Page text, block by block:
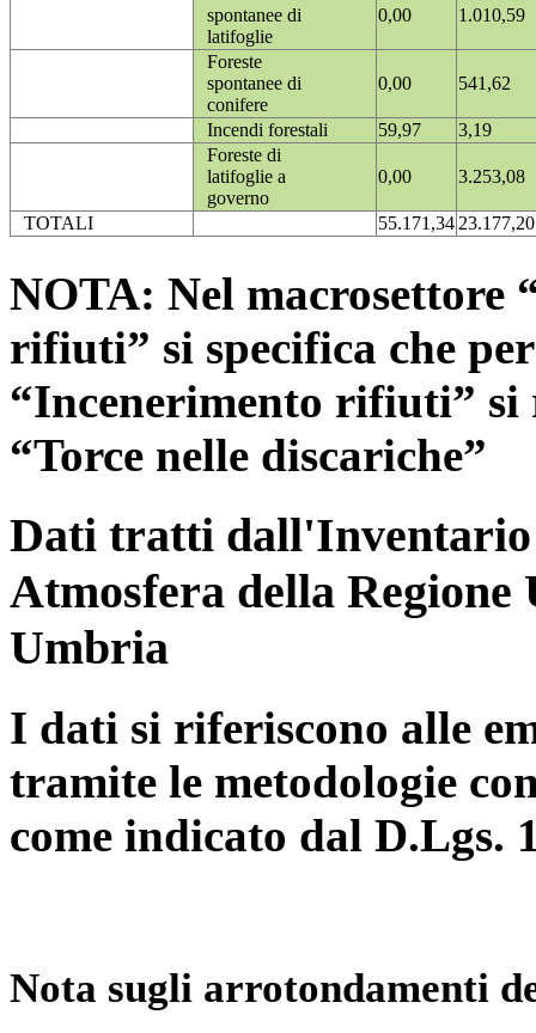
spontanee di
latifoglie
0,00 1.010,59
Foreste
spontanee di
conifere
0,00 541,62
Incendi forestali 59,97
3,19
Foreste di
latifoglie a
governo
0,00 3.253,08
TOTALI 55.171,3423.177,20
NOTA: Nel macrosettore
rifiuti” si specifica che
“Incenerimento rifiuti”
“Torce nelle discariche”
Dati tratti dall'Inventario
Atmosfera della
Umbria
I dati si riferiscono alle
tramite le metodologie
come indicato dal D.Lgs.
Nota sugli arrotondamenti